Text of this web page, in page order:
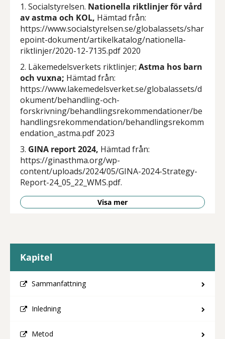
1. Socialstyrelsen. Nationella riktlinjer för vård
av astma och KOL, Hämtad från:
https://www.socialstyrelsen.se/globalassets/shar
epoint-dokument/artikelkatalog/nationella-
riktlinjer/2020-12-7135.pdf 2020
2. Läkemedelsverkets riktlinjer; Astma hos barn
och vuxna; Hämtad från:
https://www.lakemedelsverket.se/globalassets/d
okument/behandling-och-
forskrivning/behandlingsrekommendationer/be
handlingsrekommendation/behandlingsrekomm
endation_astma.pdf 2023
3. GINA report 2024, Hämtad från:
https://ginasthma.org/wp-
content/uploads/2024/05/GINA-2024-Strategy-
Report-24_05_22_WMS.pdf.
Visa mer
Kapitel
Sammanfattning
Inledning
Metod